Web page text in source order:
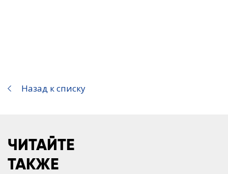
Назад к списку
ЧИТАЙТЕ
ТАКЖЕ